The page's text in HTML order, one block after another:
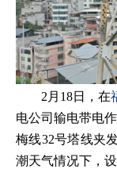
2月18日，在
电公司输电带电
梅线32号塔线夹
潮天气情况下，